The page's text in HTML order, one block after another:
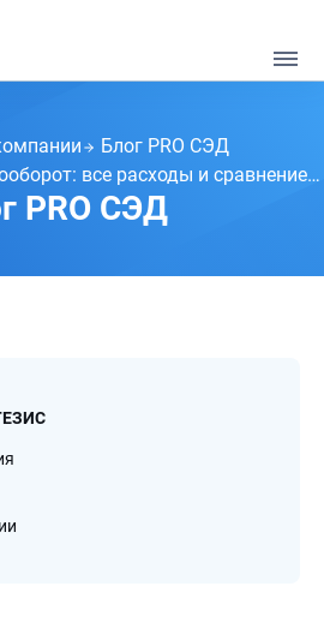
Блог PRO СЭД
все расходы и сравнение с СЭД
PRO СЭД